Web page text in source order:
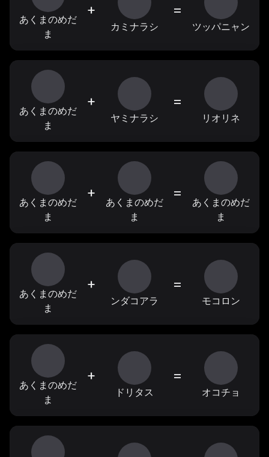
あくまのめだ
ま
+
カミナラシ
=
ツッパニャン
あくまのめだ
ま
+
ヤミナラシ
=
リオリネ
あくまのめだ
ま
+
あくまのめだ
ま
=
あくまのめだ
ま
あくまのめだ
ま
+
ンダコアラ
=
モコロン
あくまのめだ
ま
+
ドリタス
=
オコチョ